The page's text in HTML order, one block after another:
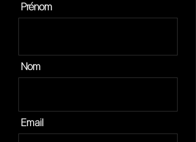
Prénom
Nom
Email